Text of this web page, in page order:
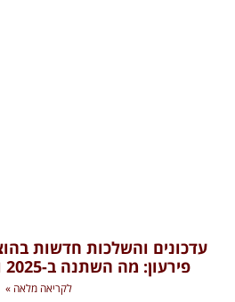
עדכונים והשלכות חדשות
פירעון: מה השתנה ב-2025 ומה צפוי ב-2026
לקריאה מלאה »